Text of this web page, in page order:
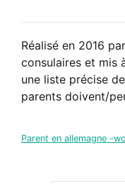
Réalisé en 2016
consulaires et mis
une liste précise
parents doivent/
Parent en allemagne -